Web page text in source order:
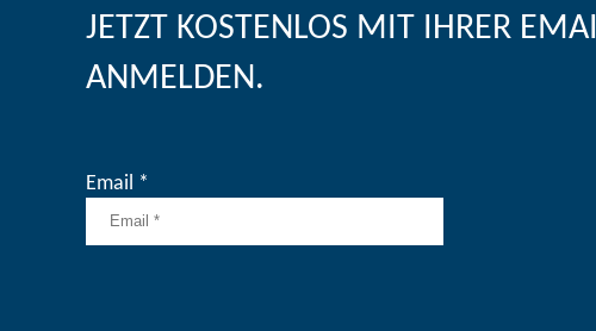
JETZT KOSTENLOS MIT IHRER
ANMELDEN.
Email *